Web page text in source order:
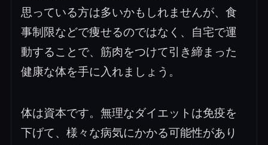
思っている方は多いかもしれませんが、食
事制限などで痩せるのではなく、自宅で運
動することで、筋肉をつけて引き締まった
健康な体を手に入れましょう。
体は資本です。無理なダイエットは免疫を
下げて、様々な病気にかかる可能性があり